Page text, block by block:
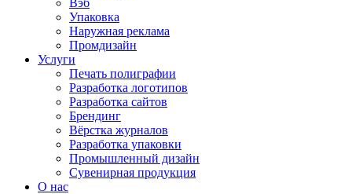
Упаковка
Наружная реклама
Промдизайн
Услуги
Печать полиграфии
Разработка логотипов
Разработка сайтов
Брендинг
Вёрстка журналов
Разработка упаковки
Промышленный дизайн
Сувенирная продукция
О нас